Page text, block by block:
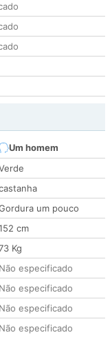
Um homem
um pouco
cm
Kg
Não especificado
Não especificado
Não especificado
Não especificado